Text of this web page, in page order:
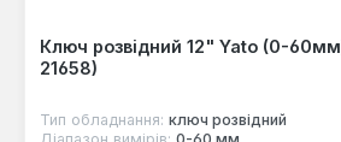
Ключ розвідний 12" Yato (0-
21658)
Тип обладнання: ключ розвідний